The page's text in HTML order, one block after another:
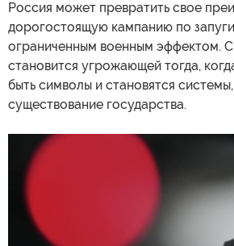
Россия может превратить свое
дорогостоящую кампанию по
ограниченным военным эффектом.
становится угрожающей тогда,
быть символы и становятся
существование государства.